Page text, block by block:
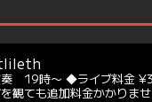
奏シーンもご覧いただけま
オネーション #ジャミラ #
19時〜 ◆ライブ料金
観ても追加料金かかりま